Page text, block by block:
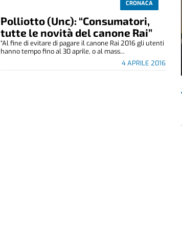
CRONACA
Polliotto (Unc): “Consumatori,
tutte le novità del canone Rai”
4 APRILE 2016
“Al fine di evitare di pagare il canone Rai 2016 gli utenti
hanno tempo fino al 30 aprile, o al mass...